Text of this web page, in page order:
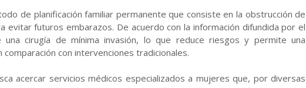
de planificación familiar permanente que consiste en la obstrucción de
evitar futuros embarazos. De acuerdo con la información difundida por el
cirugía de mínima invasión, lo que reduce riesgos y permite una
con intervenciones tradicionales.
acercar servicios médicos especializados a mujeres que, por diversas